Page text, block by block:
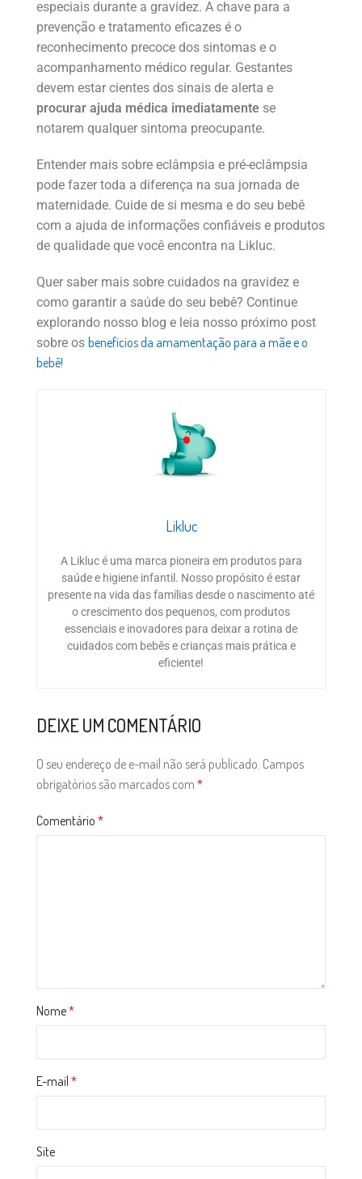
especiais durante a gravidez. A chave para a
prevenção e tratamento eficazes é o
reconhecimento precoce dos sintomas e o
acompanhamento médico regular. Gestantes
devem estar cientes dos sinais de alerta e
procurar ajuda médica imediatamente se
notarem qualquer sintoma preocupante.
Entender mais sobre eclâmpsia e pré-eclâmpsia
pode fazer toda a diferença na sua jornada de
maternidade. Cuide de si mesma e do seu bebê
com a ajuda de informações confiáveis e produtos
de qualidade que você encontra na Likluc.
Quer saber mais sobre cuidados na gravidez e
como garantir a saúde do seu bebê? Continue
explorando nosso blog e leia nosso próximo post
sobre os benefícios da amamentação para a mãe e o
bebê!
Likluc
A Likluc é uma marca pioneira em produtos para
saúde e higiene infantil. Nosso propósito é estar
presente na vida das famílias desde o nascimento até
o crescimento dos pequenos, com produtos
essenciais e inovadores para deixar a rotina de
cuidados com bebês e crianças mais prática e
eficiente!
DEIXE UM COMENTÁRIO
O seu endereço de e-mail não será publicado. Campos
obrigatórios são marcados com *
Comentário *
Nome*
E-mail *
Site